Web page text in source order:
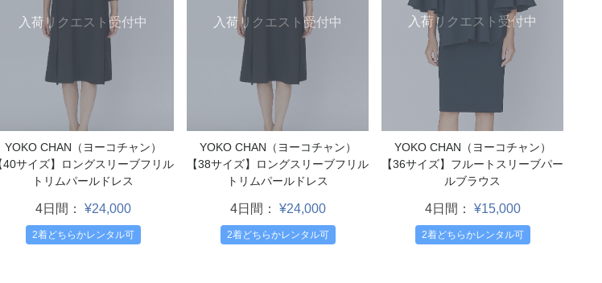
入荷リクエスト受付中
YOKO CHAN（ヨーコチャン）
40サイズ】ロングスリーブフリル
トリムパールドレス
4日間： ¥24,000
2着どちらかレンタル可
入荷リクエスト受付中
YOKO CHAN（ヨーコチャン）
【38サイズ】ロングスリーブフリル
トリムパールドレス
4日間： ¥24,000
2着どちらかレンタル可
入荷リクエスト受付中
YOKO CHAN（ヨーコチャン）
【36サイズ】フルートスリーブパー
ルブラウス
4日間： ¥15,000
2着どちらかレンタル可